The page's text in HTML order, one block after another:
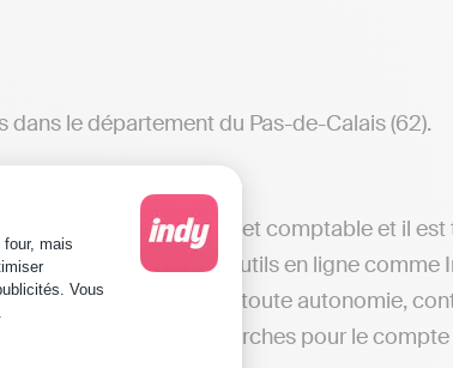
: Personnalisez vos Options
mais
Vous
dans le département du Pas-de-Calais (62).
aux services d’un cabinet comptable et il
exemple, avec des outils en ligne comme
est possible en toute autonomie,
fera toutes ces démarches pour le